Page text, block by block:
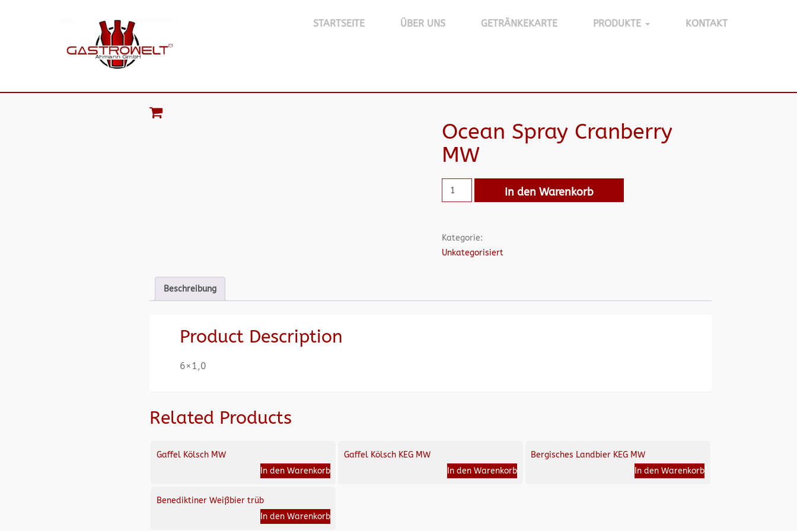
STARTSEITE ÜBER UNS GETRÄNKEKARTE PRODUKTE KONTAKT
Ocean Spray Cranberry
MW
In den Warenkorb
Kategorie:
Unkategorisiert
Beschreibung
Product Description
6×1,0
Related Products
Gaffel Kölsch MW
In den Warenkorb
Gaffel Kölsch KEG MW
In den Warenkorb
Bergisches Landbier KEG MW
In den Warenkorb
Benediktiner Weißbier trüb
In den Warenkorb